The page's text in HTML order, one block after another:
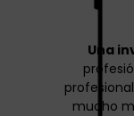
Una
mucho